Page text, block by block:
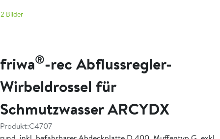
2 Bilder
friwa®-rec Abflussregler-
Wirbeldrossel für
Schmutzwasser ARCYDX
Produkt:C4707